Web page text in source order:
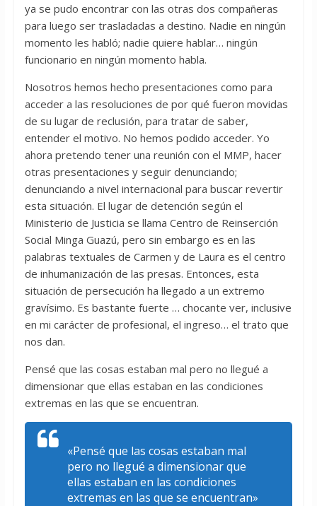
ya se pudo encontrar con las otras dos compañeras
para luego ser trasladadas a destino. Nadie en ningún
momento les habló; nadie quiere hablar… ningún
funcionario en ningún momento habla.
Nosotros hemos hecho presentaciones como para
acceder a las resoluciones de por qué fueron movidas
de su lugar de reclusión, para tratar de saber,
entender el motivo. No hemos podido acceder. Yo
ahora pretendo tener una reunión con el MMP, hacer
otras presentaciones y seguir denunciando;
denunciando a nivel internacional para buscar revertir
esta situación. El lugar de detención según el
Ministerio de Justicia se llama Centro de Reinserción
Social Minga Guazú, pero sin embargo es en las
palabras textuales de Carmen y de Laura es el centro
de inhumanización de las presas. Entonces, esta
situación de persecución ha llegado a un extremo
gravísimo. Es bastante fuerte … chocante ver, inclusive
en mi carácter de profesional, el ingreso… el trato que
nos dan.
Pensé que las cosas estaban mal pero no llegué a
dimensionar que ellas estaban en las condiciones
extremas en las que se encuentran.
«Pensé que las cosas estaban mal
pero no llegué a dimensionar que
ellas estaban en las condiciones
extremas en las que se encuentran»